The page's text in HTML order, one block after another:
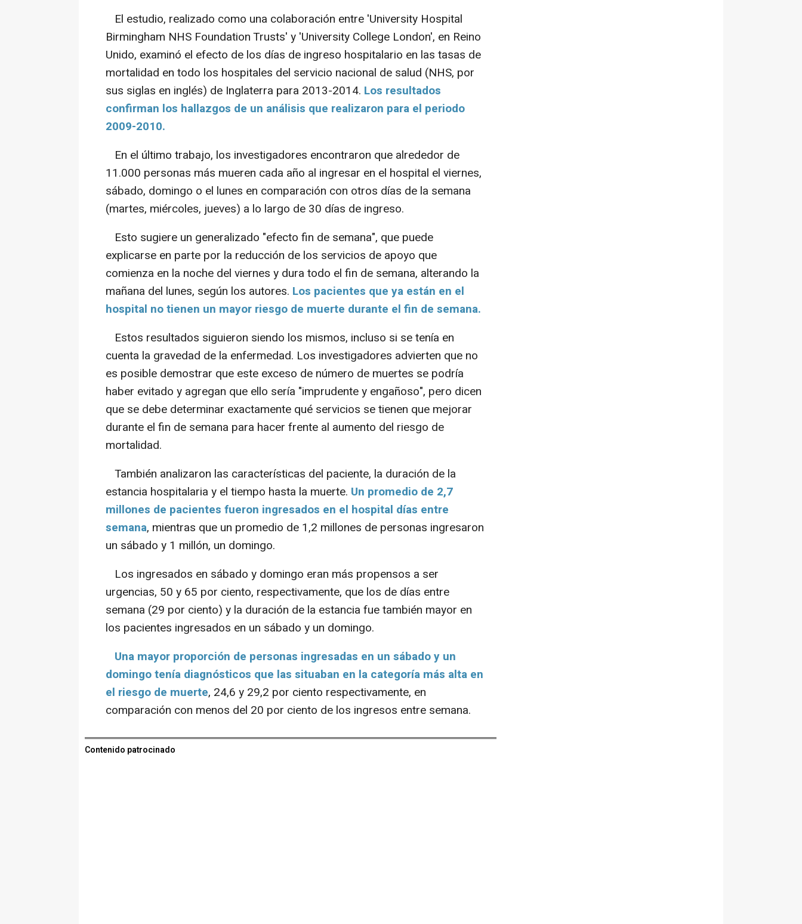
El estudio, realizado como una colaboración entre 'University Hospital
Birmingham NHS Foundation Trusts' y 'University College London', en Reino
Unido, examinó el efecto de los días de ingreso hospitalario en las tasas de
mortalidad en todo los hospitales del servicio nacional de salud (NHS, por
sus siglas en inglés) de Inglaterra para 2013-2014. Los resultados
confirman los hallazgos de un análisis que realizaron para el periodo
2009-2010.
En el último trabajo, los investigadores encontraron que alrededor de
11.000 personas más mueren cada año al ingresar en el hospital el viernes,
sábado, domingo o el lunes en comparación con otros días de la semana
(martes, miércoles, jueves) a lo largo de 30 días de ingreso.
Esto sugiere un generalizado "efecto fin de semana", que puede
explicarse en parte por la reducción de los servicios de apoyo que
comienza en la noche del viernes y dura todo el fin de semana, alterando la
mañana del lunes, según los autores. Los pacientes que ya están en el
hospital no tienen un mayor riesgo de muerte durante el fin de semana.
Estos resultados siguieron siendo los mismos, incluso si se tenía en
cuenta la gravedad de la enfermedad. Los investigadores advierten que no
es posible demostrar que este exceso de número de muertes se podría
haber evitado y agregan que ello sería "imprudente y engañoso", pero dicen
que se debe determinar exactamente qué servicios se tienen que mejorar
durante el fin de semana para hacer frente al aumento del riesgo de
mortalidad.
También analizaron las características del paciente, la duración de la
estancia hospitalaria y el tiempo hasta la muerte. Un promedio de 2,7
millones de pacientes fueron ingresados en el hospital días entre
semana, mientras que un promedio de 1,2 millones de personas ingresaron
un sábado y 1 millón, un domingo.
Los ingresados en sábado y domingo eran más propensos a ser
urgencias, 50 y 65 por ciento, respectivamente, que los de días entre
semana (29 por ciento) y la duración de la estancia fue también mayor en
los pacientes ingresados en un sábado y un domingo.
Una mayor proporción de personas ingresadas en un sábado y un
domingo tenía diagnósticos que las situaban en la categoría más alta en
el riesgo de muerte, 24,6 y 29,2 por ciento respectivamente, en
comparación con menos del 20 por ciento de los ingresos entre semana.
Contenido patrocinado